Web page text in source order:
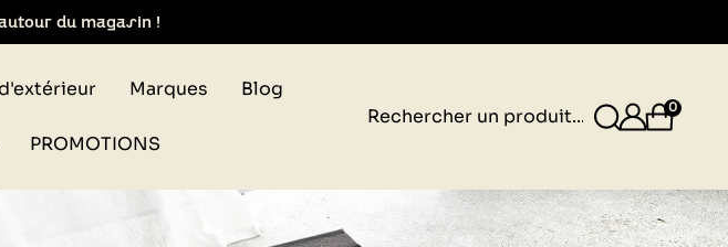
design store de Lyon-Brignais
Marques Blog
PROMOTIONS
0